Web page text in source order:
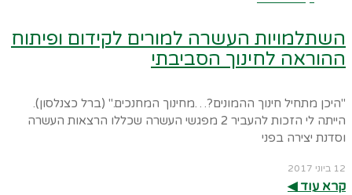
השתלמויות העשרה למורים לקידום ופיתוח
ההוראה לחינוך הסביבתי
"היכן מתחיל חינוך ההמונים?…מחינוך המחנכים." (ברל כצנלסון).
הייתה לי הזכות להעביר 2 מפגשי העשרה שכללו הרצאות העשרה
וסדנת יצירה בפני
12 ביוני 2017
קרא עוד ◀︎